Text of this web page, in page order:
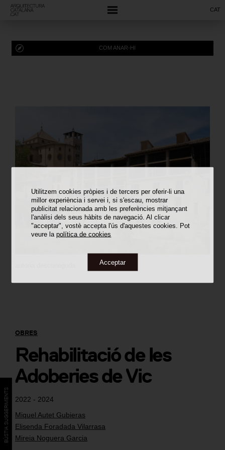
Utilitzem cookies pròpies i de tercers per oferir-li una
millor experiència i servei i, si s'escau, mostrar
publicitat relacionada amb les preferències mitjançant
l'anàlisi dels seus hàbits de navegació. Al clicar
"acceptar", vostè accepta l'ús d'aquestes cookies. Pot
veure lapolítica de cookies
Acceptar
CAT
2022 - 2024
Miquel Autet Gubieras
Elisenda Foradada Vilarrasa
Mireia Noguera Garcia
OBRES
Rehabilitació de les
Adoberies de Vic
COM ANAR-HI
BÚSTIA SUGGERIMENTS